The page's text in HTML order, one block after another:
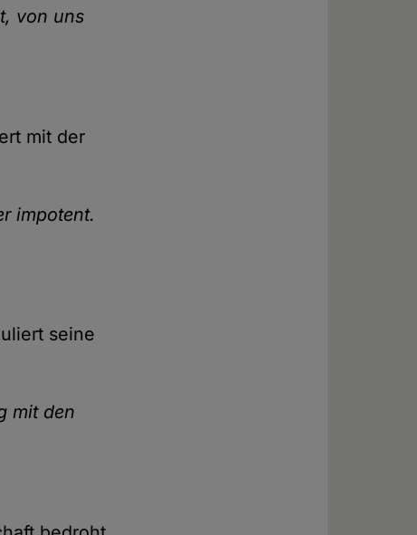
von uns
mit der
impotent.
seine
mit den